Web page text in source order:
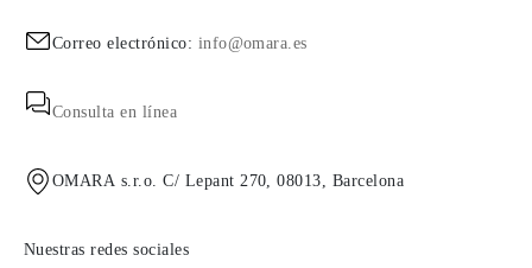
Correo electrónico: info@omara.es
Consulta en línea
OMARA s.r.o. C/ Lepant 270, 08013, Barcelona
Nuestras redes sociales